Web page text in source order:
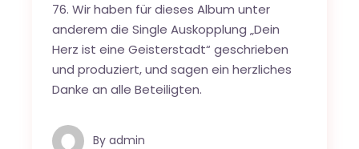
76. Wir haben für dieses Album unter
anderem die Single Auskopplung „Dein
Herz ist eine Geisterstadt“ geschrieben
und produziert, und sagen ein herzliches
Danke an alle Beteiligten.
By admin